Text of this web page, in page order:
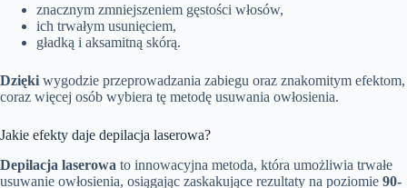
znacznym zmniejszeniem gęstości włosów,
ich trwałym usunięciem,
gładką i aksamitną skórą.
Dzięki wygodzie przeprowadzania zabiegu oraz znakomitym efektom,
coraz więcej osób wybiera tę metodę usuwania owłosienia.
Jakie efekty daje depilacja laserowa?
Depilacja laserowa to innowacyjna metoda, która umożliwia trwałe
usuwanie owłosienia, osiągając zaskakujące rezultaty na poziomie 90-